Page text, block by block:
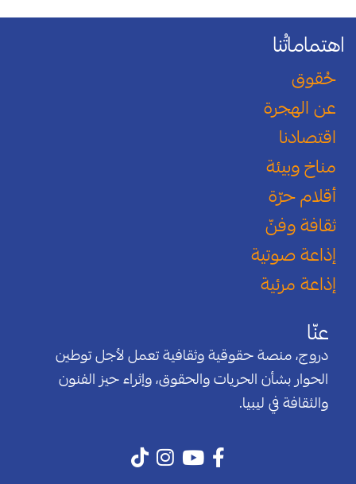
اهتماماتُنا
حُقوق
عن الهجرة
اقتصادنا
مناخ وبيئة
أقلام حرّة
ثقافة وفنّ
إذاعة صوتية
إذاعة مرئية
عنّا
دروج، منصة حقوقية وثقافية تعمل لأجل توطين
الحوار بشأن الحريات والحقوق، وإثراء حيز الفنون
والثقافة في ليبيا.